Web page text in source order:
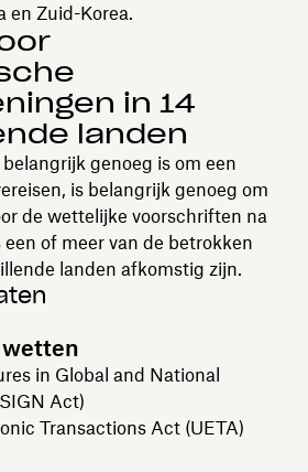
en Zuid-Korea.
in 14
landen
genoeg is om een
is belangrijk genoeg om
de wettelijke voorschriften na
een of meer van de betrokken
landen afkomstig zijn.
wetten
in Global and National
Act)
Transactions Act (UETA)